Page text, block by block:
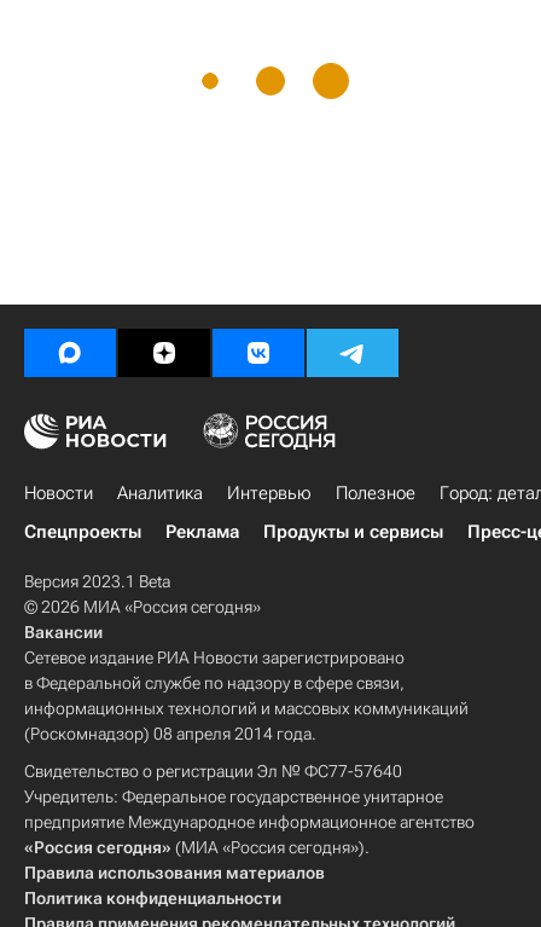
Новости Аналитика Интервью Полезное
Город:
Спецпроекты
Реклама Продукты и сервисы Пресс-
Версия 2023.1 Beta
© 2026 МИА «Россия сегодня»
Вакансии
Сетевое издание РИА Новости зарегистрировано
в Федеральной службе по надзору в сфере связи,
информационных технологий и массовых коммуникаций
(Роскомнадзор) 08 апреля 2014 года.
Свидетельство о регистрации Эл № ФС77-57640
Учредитель: Федеральное государственное унитарное
предприятие Международное информационное агентство
«Россия сегодня» (МИА «Россия сегодня»).
Правила использования материалов
Политика конфиденциальности